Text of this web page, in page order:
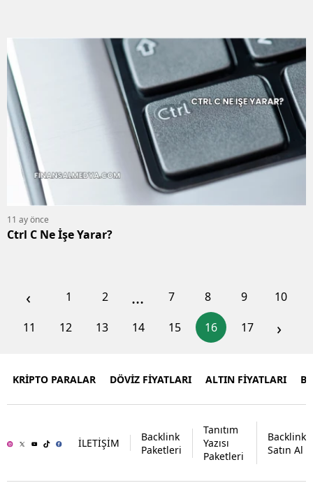
11 ay önce
Ctrl C Ne İşe Yarar?
‹ 1 2 ... 7 8 9
10
11
12 13 14 15 16 17 ›
KRİPTO PARALAR DÖVİZ FİYATLARI ALTIN FİYATLARI
İLETİŞİM
Backlink
Paketleri
Tanıtım
Yazısı
Paketleri
Backlink
Satın Al